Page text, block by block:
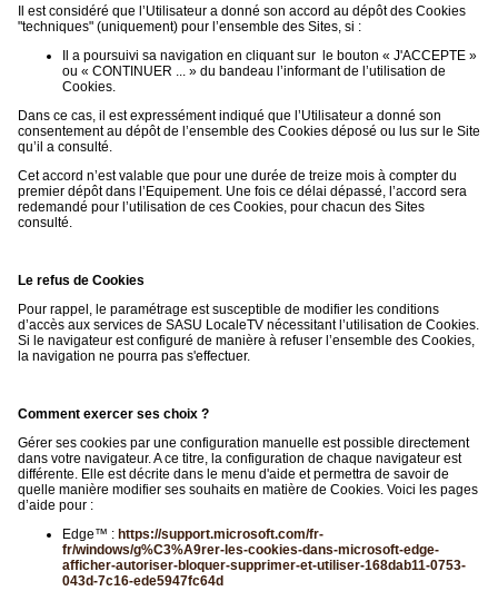
Il est considéré que l’Utilisateur a donné son accord au dépôt des Cookies
"techniques" (uniquement) pour l’ensemble des Sites, si :
Il a poursuivi sa navigation en cliquant sur le bouton « J'ACCEPTE »
ou « CONTINUER ... » du bandeau l’informant de l’utilisation de
Cookies.
Dans ce cas, il est expressément indiqué que l’Utilisateur a donné son
consentement au dépôt de l’ensemble des Cookies déposé ou lus sur le Site
qu’il a consulté.
Cet accord n’est valable que pour une durée de treize mois à compter du
premier dépôt dans l’Equipement. Une fois ce délai dépassé, l’accord sera
redemandé pour l’utilisation de ces Cookies, pour chacun des Sites
consulté.
Le refus de Cookies
Pour rappel, le paramétrage est susceptible de modifier les conditions
d’accès aux services de SASU LocaleTV nécessitant l’utilisation de Cookies.
Si le navigateur est configuré de manière à refuser l’ensemble des Cookies,
la navigation ne pourra pas s'effectuer.
Comment exercer ses choix ?
Gérer ses cookies par une configuration manuelle est possible directement
dans votre navigateur. A ce titre, la configuration de chaque navigateur est
différente. Elle est décrite dans le menu d'aide et permettra de savoir de
quelle manière modifier ses souhaits en matière de Cookies. Voici les pages
d’aide pour :
Edge™ : https://support.microsoft.com/fr-
fr/windows/g%C3%A9rer-les-cookies-dans-microsoft-edge-
afficher-autoriser-bloquer-supprimer-et-utiliser-168dab11-0753-
043d-7c16-ede5947fc64d